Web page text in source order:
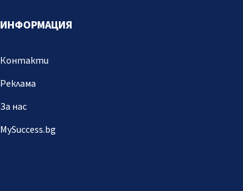
ИНФОРМАЦИЯ
Контакти
Реклама
За нас
MySuccess.bg